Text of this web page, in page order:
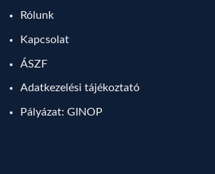
Rólunk
Kapcsolat
ÁSZF
Adatkezelési tájékoztató
Pályázat: GINOP